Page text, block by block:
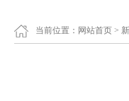
当前位置： 网站首页 >